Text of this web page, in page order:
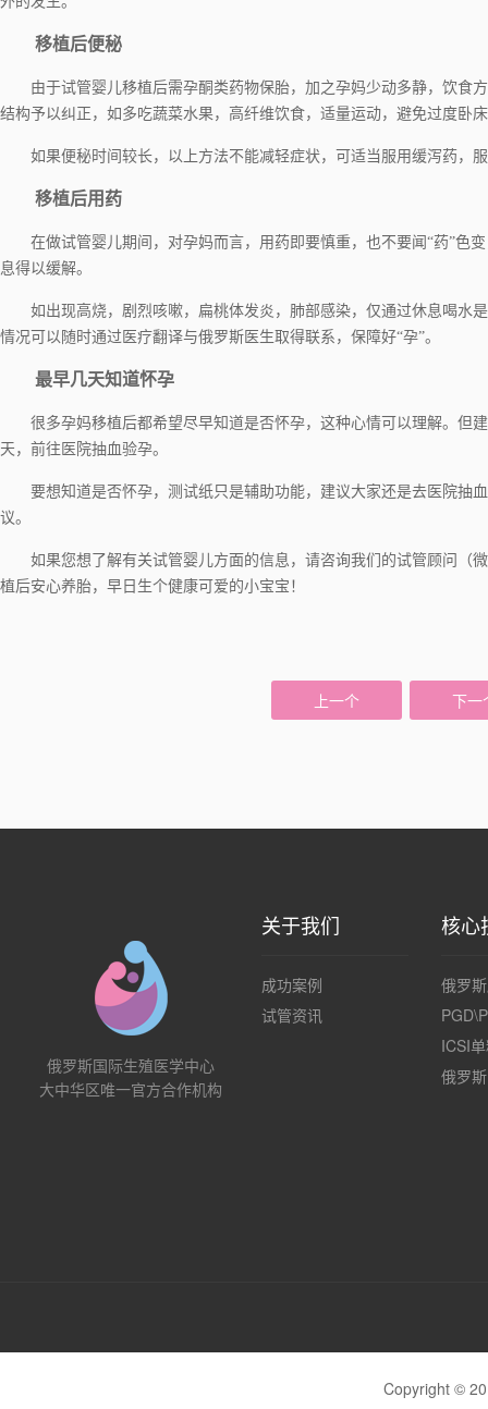
移植后便秘
由于试管婴儿移植后需孕酮类药物保胎，加之孕妈少动多静，饮食
结构予以纠正，如多吃蔬菜水果，高纤维饮食，适量运动，避免过度卧
如果便秘时间较长，以上方法不能减轻症状，可适当服用缓泻药，
移植后用药
在做试管婴儿期间，对孕妈而言，用药即要慎重，也不要闻“药”色
息得以缓解。
如出现高烧，剧烈咳嗽，扁桃体发炎，肺部感染，仅通过休息喝水
情况可以随时通过医疗翻译与俄罗斯医生取得联系，保障好“孕”。
最早几天知道怀孕
很多孕妈移植后都希望尽早知道是否怀孕，这种心情可以理解。但
天，前往医院抽血验孕。
要想知道是否怀孕，测试纸只是辅助功能，建议大家还是去医院抽
议。
如果您想了解有关试管婴儿方面的信息，请咨询我们的试管顾问（
植后安心养胎，早日生个健康可爱的小宝宝！
上一个 下一
俄罗斯国际生殖医学中心
大中华区唯一官方合作机构
关于我们
成功案例
试管资讯
核心
俄罗
ICSI
俄罗
Copyright ©